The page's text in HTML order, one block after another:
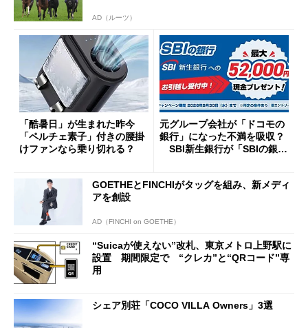
AD（ルーツ）
「酷暑日」が生まれた昨今
「ペルチェ素子」付きの腰掛
けファンなら乗り切れる？
元グループ会社が「ドコモの
銀行」になった不満を吸収？
SBI新生銀行が「SBIの銀
開催
GOETHEとFINCHIがタッグを組み、新メディ
アを創設
AD（FINCHI on GOETHE）
“Suicaが使えない”改札、東京メトロ上野駅に
設置 期間限定で “クレカ”と“QRコード”専
用
シェア別荘「COCO VILLA Owners」3選